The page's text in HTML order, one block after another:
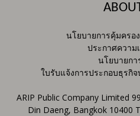
นโยบายการคุ้มคร
ประกาศความ
นโยบายกา
ใบรับแจ้งการประกอบธุรกิ
ARIP Public Company Limited
Din Daeng, Bangkok 10400